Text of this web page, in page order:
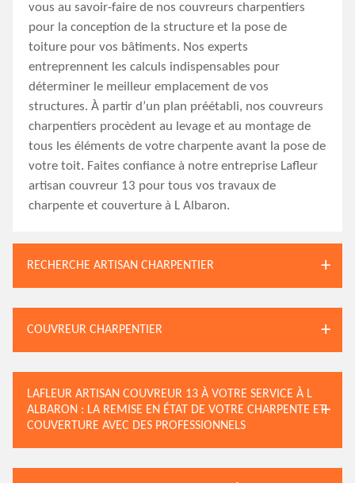
vous au savoir-faire de nos couvreurs charpentiers
pour la conception de la structure et la pose de
toiture pour vos bâtiments. Nos experts
entreprennent les calculs indispensables pour
déterminer le meilleur emplacement de vos
structures. À partir d’un plan préétabli, nos couvreurs
charpentiers procèdent au levage et au montage de
tous les éléments de votre charpente avant la pose de
votre toit. Faites confiance à notre entreprise Lafleur
artisan couvreur 13 pour tous vos travaux de
charpente et couverture à L Albaron.
RECHERCHE ARTISAN CHARPENTIER
COUVREUR CHARPENTIER
LAFLEUR ARTISAN COUVREUR 13 À VOTRE SERVICE À L
ALBARON : LA REMISE EN ÉTAT DE VOTRE CHARPENTE ET
COUVERTURE AVEC DES PROFESSIONNELS